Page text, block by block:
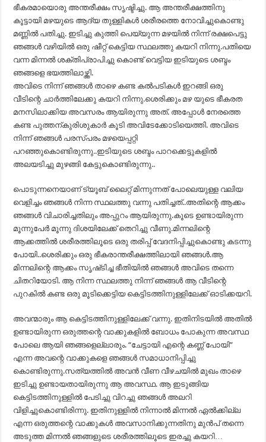
ഭീകരമായൊരു അന്തരീക്ഷം സൃഷ്ടിച്ചു. ആ അന്തരീക്ഷത്തിനു
കൂട്ടായി മഴയുടെ ആദ്യ തുള്ളികൾ ശരീരത്തെ നോവിച്ചുകൊണ്ടു
മണ്ണിൽ പതിച്ചു. ഇടിച്ചു കുത്തി പെയ്യുന്ന മഴയിൽ നിന്ന് രക്ഷപെട്ടു
ഞങ്ങൾ വഴിയിൽ ഒരു ഷീറ്റ് കെട്ടിയ സ്ഥലത്തു കയറി നിന്നു.പതിയെ
വന്ന മിന്നൽ ശക്തിപ്രാപിച്ചു കൊണ്ട് വെട്ടിയ ഇടിയുടെ ശബ്ദം
ഞങ്ങളെ ഭയത്തിലാഴ്ത്തി.
അവിടെ നിന്ന് ഞങ്ങൾ താഴെ കണ്ട കൽപടികൾ ഇറങ്ങി ഒരു
വീടിന്റെ ചാർത്തിലേക്കു കയറി നിന്നു.ശെരിക്കും മഴ യുടെ ഭീകരത
മനസിലാക്കിയ അവസരം ആയിരുന്നു അത്. അപ്പോൾ നേരത്തെ
കണ്ട പുത്തന്കുരിശുകാർ കൂടി അവിടേക്കോടിയെത്തി. അവിടെ
നിന്ന് ഞങ്ങൾ പരസ്പരം മഴയെപ്പറ്റി
പറഞ്ഞുകൊണ്ടിരുന്നു..ഇടിയുടെ ശബ്ദം പാറക്കെട്ടുകളിൽ
അലയടിച്ചു മുഴങ്ങി കേട്ടുകൊണ്ടിരുന്നു..
പൊടുന്നനെയാണ് ട്യൂബ് ലൈറ്റ് മിന്നുന്നത് പോലെയുള്ള വലിയ
വെളിച്ചം ഞങ്ങൾ നിന്ന സ്ഥലത്തു വന്നു പതിച്ചത്..അതിന്റെ ആക്കം
ഞങ്ങൾ വിചാരിച്ചതിലും അപ്പുറം ആയിരുന്നു.കൂടെ ഉണ്ടായിരുന്ന
മൂന്നുപേർ മൂന്നു ദിശയിലേക്ക് തെറിച്ചു വീണു.മിന്നലിന്റെ
ആക്കത്തിൽ ശരീരത്തിലൂടെ ഒരു തരിപ്പ് വേദനിപ്പിച്ചുകൊണ്ടു കടന്നു
പോയി..ശെരിക്കും ഒരു ഭീകരാന്തരീക്ഷത്തിലായി ഞങ്ങൾ.ആ
മിന്നലിന്റെ ആക്കം സൃഷ്‌ടിച്ച ഭീതിയിൽ ഞങ്ങൾ അവിടെ തന്നെ
ചിതറിയോടി. ആ നിന്ന സ്ഥലത്തു നിന്ന് ഞങ്ങൾ ആ വീടിന്റെ
പുറകിൽ കണ്ട ഒരു മൂടിക്കെട്ടിയ കെട്ടിടത്തിനുള്ളിലേക്ക് ഓടിക്കയറി.
അവന്മാരും ആ കെട്ടിടത്തിനുള്ളിലേക്ക് വന്നു. ഇതിനിടയിൽ അതിൽ
ഉണ്ടായിരുന്ന ഒരുത്തന്റെ വാക്കുകളിൽ ബോധം പോകുന്ന അവസ്ഥ
പോലെ ആയി ഞങ്ങളെല്ലാരും. “ചേട്ടായി എന്റെ കണ്ണ് പോയി”
എന്ന അവന്റെ വാക്കുകളെ ഞങ്ങൾ സമാധാനിപ്പിച്ചു
കൊണ്ടിരുന്നു.സത്യത്തിൽ അവൻ വീണ വീഴചയിൽ മുഖം താഴെ
ഇടിച്ചു ഉണ്ടായതായിരുന്നു ആ അവസ്ഥ. ആ ഇടുങ്ങിയ
കെട്ടിടത്തിനുള്ളിൽ പേടിച്ചു വിറച്ചു ഞങ്ങൾ അലറി
വിളിച്ചുകൊണ്ടിരിന്നു. ഇതിനുള്ളിൽ നിന്നാൽ മിന്നൽ ഏൽക്കില്ല
എന്ന ഒരുത്തന്റെ വാക്കുകൾ അവസാനിക്കുന്നതിനു മുൻപ് തന്നെ
അടുത്ത മിന്നൽ ഞങ്ങളുടെ ശരീരത്തിലൂടെ ഇരച്ചു കയറി…